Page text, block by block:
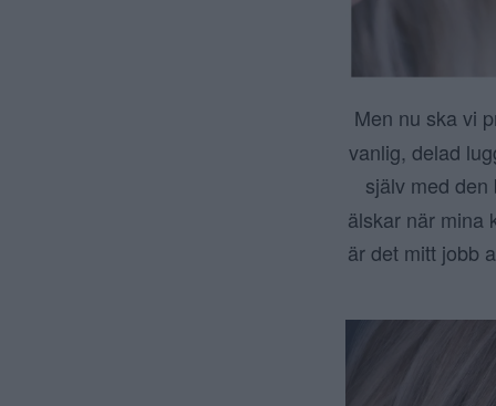
Men nu ska vi
vanlig, delad
själv med
älskar när mina
är det mitt jobb